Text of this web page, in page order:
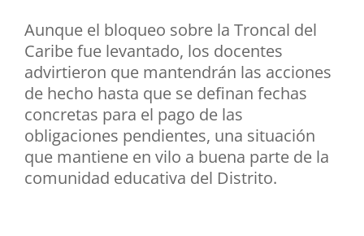
Aunque el bloqueo sobre la Troncal del
Caribe fue levantado, los docentes
advirtieron que mantendrán las acciones
de hecho hasta que se definan fechas
concretas para el pago de las
obligaciones pendientes, una situación
que mantiene en vilo a buena parte de la
comunidad educativa del Distrito.